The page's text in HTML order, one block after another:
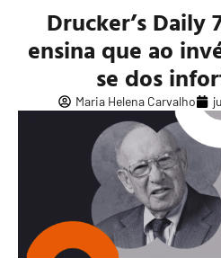
Drucker’s Daily
ensina que ao
se dos
Maria Helena Carvalho